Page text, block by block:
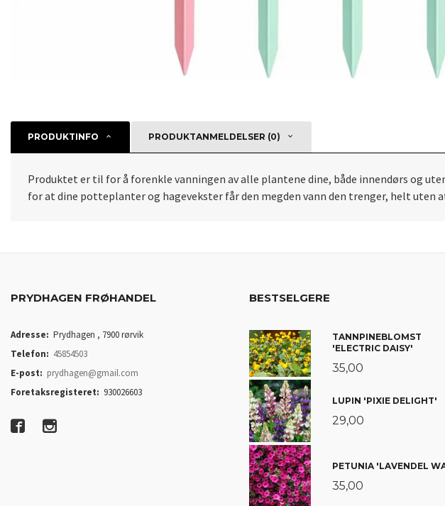
PRODUKTINFO PRODUKTANMELDELSER (0)
Produktet er til for å forenkle vanningen av alle plantene dine, både innendørs og
for at dine potteplanter og hagevekster får den megden vann den trenger, helt uten
PRYDHAGEN FRØHANDEL
Adresse: Prydhagen , 7900 rørvik
Telefon: 45854503
E-post: prydhagen@gmail.com
Foretaksregisteret: 930026603
BESTSELGERE
TANNPINEBLOMST
'ELECTRIC DAISY'
35,00
LUPIN 'PIXIE DELIGHT'
29,00
PETUNIA 'LAVENDEL
35,00